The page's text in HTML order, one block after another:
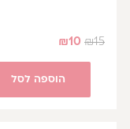
₪15
₪10
הוספה לסל